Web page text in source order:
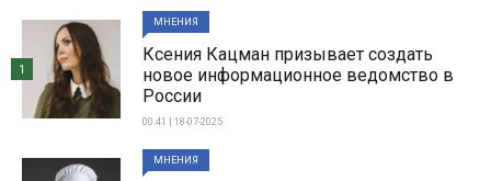
МНЕНИЯ
Ксения Кацман призывает создать
новое информационное ведомство в
России
00:41 | 18-07-2025
1
МНЕНИЯ